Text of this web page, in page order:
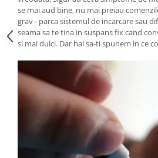
se mai aud bine, nu mai preiau
grav - parca sistemul de incarcare sau
seama sa te tina in suspans fix cand
si mai dulci. Dar hai sa-ti spunem in ce